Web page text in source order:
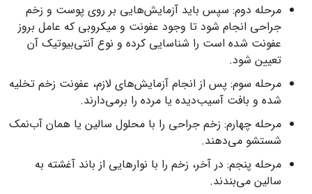
مرحله دوم: سپس باید آزمایش‌هایی بر روی پوست و زخم
جراحی انجام شود تا وجود عفونت و میکروبی که عامل بروز
عفونت شده است را شناسایی کرده و نوع آنتی‌بیوتیک آن
تعیین شود.
مرحله سوم: پس از انجام آزمایش‌های لازم، عفونت زخم تخلیه
شده و بافت آسیب‌دیده یا مرده را برمی‌دارند.
مرحله چهارم: زخم جراحی را با محلول سالین یا همان آب‌نمک
شستشو می‌دهند.
مرحله پنجم: در آخر، زخم را با نوارهایی از باند آغشته به
سالین می‌بندند.